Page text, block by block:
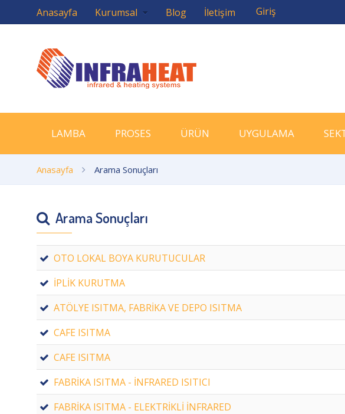
Anasayfa Kurumsal Blog İletişim Giriş
LAMBA PROSES ÜRÜN UYGULAMA
Anasayfa Arama Sonuçları
Arama Sonuçları
OTO LOKAL BOYA KURUTUCULAR
İPLİK KURUTMA
ATÖLYE ISITMA, FABRİKA VE DEPO ISITMA
CAFE ISITMA
CAFE ISITMA
FABRİKA ISITMA - İNFRARED ISITICI
FABRİKA ISITMA - ELEKTRİKLİ İNFRARED